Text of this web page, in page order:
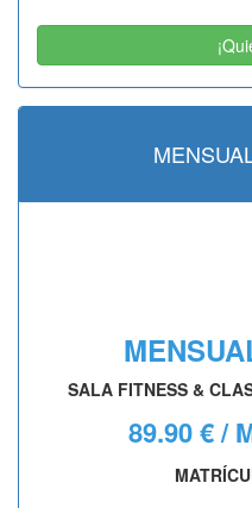
SALA FITNESS &
89.90 € /